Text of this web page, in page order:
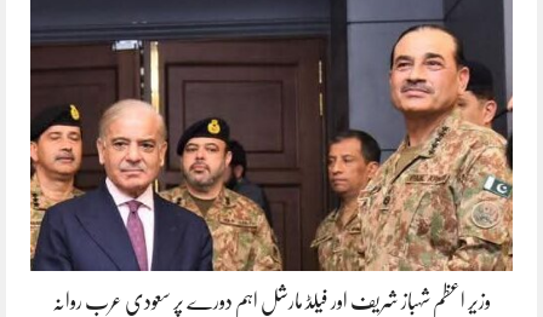
وزیر اعظم شہباز شریف اور فیلڈ مارشل اہم دورے پر سعودی عرب روانہ